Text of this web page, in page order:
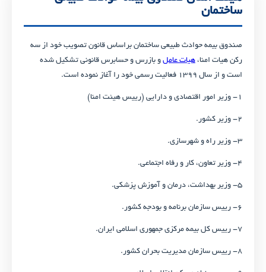
ساختمان
صندوق بیمه حوادث طبیعی ساختمان براساس قانون تصویب خود از سه
رکن هیات امنا، هیات عامل و بازرس و حسابرس قانونی تشکیل شده
است و از سال ۱۳۹۹ فعالیت رسمی خود را آغاز نموده است.
۱- وزیر امور اقتصادی و دارایی (رییس هیئت امنا)
۲- وزیر کشور.
۳- وزیر راه و شهرسازی.
۴- وزیر تعاون، کار و رفاه اجتماعی.
۵- وزیر بهداشت، درمان و آموزش پزشکی.
۶- رییس سازمان برنامه و بودجه کشور.
۷- رییس کل بیمه مرکزی جمهوری اسلامی ایران.
۸- رییس سازمان مدیریت بحران کشور.